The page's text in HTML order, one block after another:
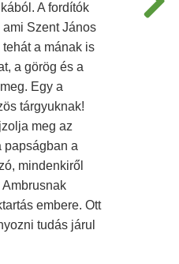
A fordítók
Szent János
a mának is
a görög és a
Egy a
tárgyuknak!
meg az
papságban a
mindenkiről
embere. Ott
tudás járul